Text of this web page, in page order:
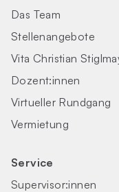
Das Team
Stellenangebote
Vita Christian
Dozent:innen
Virtueller Rundgang
Vermietung
Service
Supervisor:innen